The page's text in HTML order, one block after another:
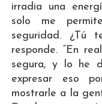
irradia una
solo me
seguridad. ¿Tú
responde. “En
segura, y lo he
expresar eso
mostrarle a la